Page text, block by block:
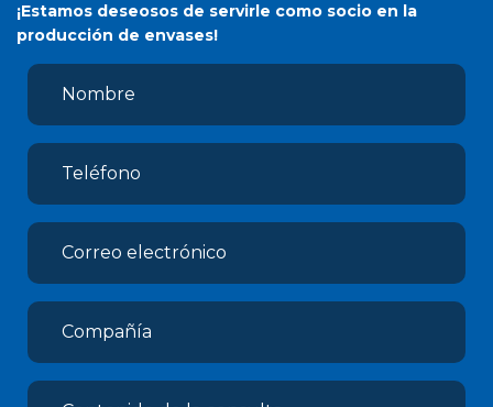
¡Estamos deseosos de servirle como socio en la
producción de envases!